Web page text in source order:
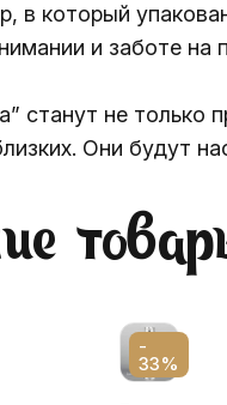
в который
и заботе на
станут не только
Они будут
-
33%